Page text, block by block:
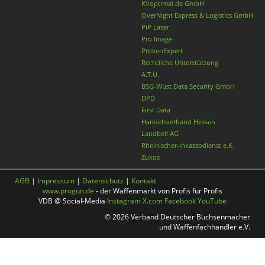
KVoptimal.de GmbH
OverNight Express & Logistics GmbH
PiP Laser
Pro Image
ProvenExpert
Rechtliche Unterstützung
A.T.U.
BSG-Wüst Data Security GmbH
DPD
First Data
Handelsverband Hessen
Landbell AG
Rheinischer-Inkassodienst e.K.
Zukos
AGB | Impressum | Datenschutz | Kontakt
www.progun.de - der Waffenmarkt von Profis für Profis
VDB @ Social-Media InstagramX.com FacebookYouTube
© 2026 Verband Deutscher Büchsenmacher
und Waffenfachhändler e.V.